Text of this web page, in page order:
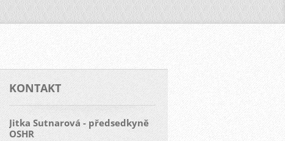
KONTAKT
Jitka Sutnarová - předsedkyně
OSHR